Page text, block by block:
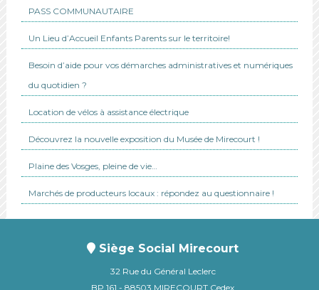
PASS COMMUNAUTAIRE
Un Lieu d’Accueil Enfants Parents sur le territoire!
Besoin d’aide pour vos démarches administratives et numériques
du quotidien ?
Location de vélos à assistance électrique
Découvrez la nouvelle exposition du Musée de Mirecourt !
Plaine des Vosges, pleine de vie…
Marchés de producteurs locaux : répondez au questionnaire !
Siège Social Mirecourt
32 Rue du Général Leclerc
BP 161 - 88503 MIRECOURT Cedex